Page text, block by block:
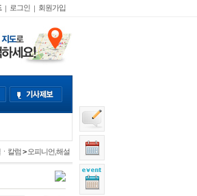
| 로그인 | 회원가입
칼럼> 오피니언,해설